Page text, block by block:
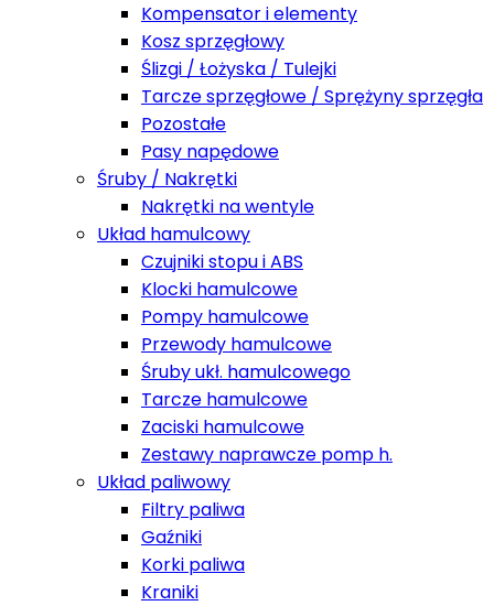
Kompensator i elementy
Kosz sprzęgłowy
Ślizgi / Łożyska / Tulejki
Tarcze sprzęgłowe / Sprężyny sprzęgła
Pozostałe
Pasy napędowe
Śruby / Nakrętki
Nakrętki na wentyle
Układ hamulcowy
Czujniki stopu i ABS
Klocki hamulcowe
Pompy hamulcowe
Przewody hamulcowe
Śruby ukł. hamulcowego
Tarcze hamulcowe
Zaciski hamulcowe
Zestawy naprawcze pomp h.
Układ paliwowy
Filtry paliwa
Gaźniki
Korki paliwa
Kraniki